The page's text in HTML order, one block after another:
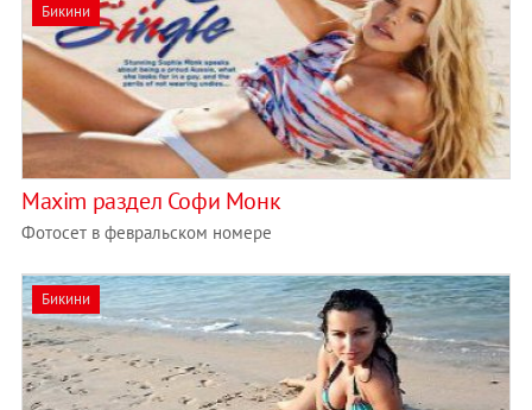
Бикини
Maxim раздел Софи Монк
Фотосет в февральском номере
Бикини